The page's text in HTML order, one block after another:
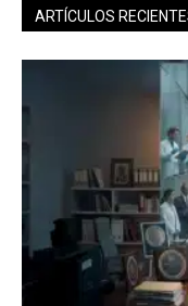
ARTÍCULOS